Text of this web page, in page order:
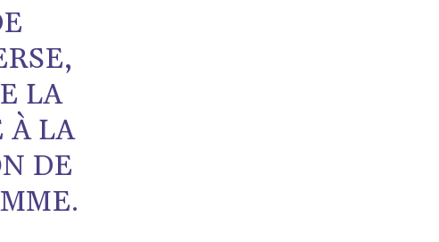
LA
À LA
DE